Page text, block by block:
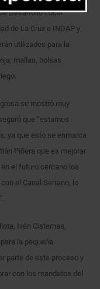
Desarrollo Local
de La Cruz e INDAP y
utilizados para la
mallas, bolsas
se mostró muy
que “estamos
ya que esto se enmarca
Piñera que es mejorar
el futuro cercano los
el Canal Serrano, lo
Iván Cisternas,
la pequeña
parte de este proceso y
con los mandatos del